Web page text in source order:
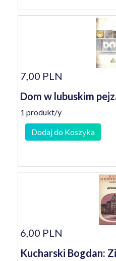
7,00 PLN
Dom w lubuskim
1 produkt/y
Dodaj do Koszyka
6,00 PLN
Kucharski Bogdan: